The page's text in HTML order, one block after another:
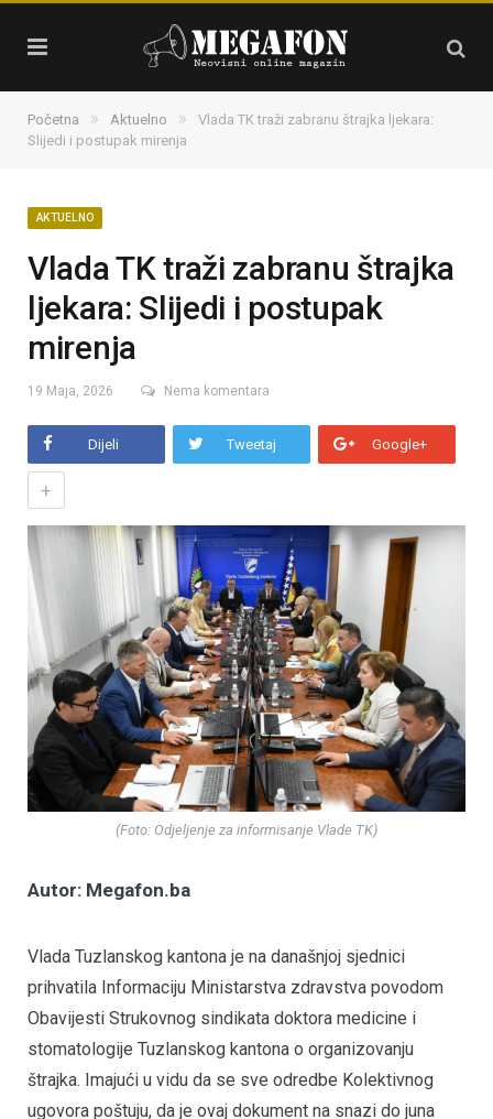
Početna » Aktuelno »
Vlada TK traži zabranu štrajka ljekara:
Slijedi i postupak mirenja
AKTUELNO
Vlada TK traži zabranu štrajka
ljekara: Slijedi i postupak
mirenja
19 Maja, 2026 Nema komentara
Dijeli Tweetaj Google+
+
(Foto: Odjeljenje za informisanje Vlade TK)
Autor: Megafon.ba
Vlada Tuzlanskog kantona je na današnjoj sjednici
prihvatila Informaciju Ministarstva zdravstva povodom
Obavijesti Strukovnog sindikata doktora medicine i
stomatologije Tuzlanskog kantona o organizovanju
štrajka. Imajući u vidu da se sve odredbe Kolektivnog
ugovora poštuju, da je ovaj dokument na snazi do juna